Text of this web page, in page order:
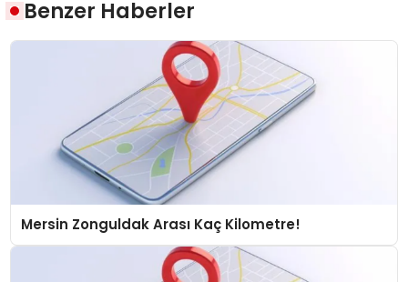
Benzer Haberler
Mersin Zonguldak Arası Kaç Kilometre!